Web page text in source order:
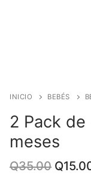
INICIO BEBÉS
2 Pack
meses
Q35.00 Q